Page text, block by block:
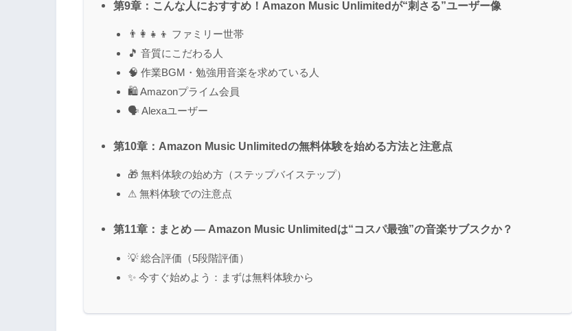
第9章：こんな人におすすめ！Amazon Music Unlimitedが“刺さる”ユーザー像
👨‍👩‍👧‍👦 ファミリー世帯
🎵 音質にこだわる人
🧠 作業BGM・勉強用音楽を求めている人
🛍 Amazonプライム会員
🗣 Alexaユーザー
第10章：Amazon Music Unlimitedの無料体験を始める方法と注意点
🎁 無料体験の始め方（ステップバイステップ）
⚠ 無料体験での注意点
第11章：まとめ ― Amazon Music Unlimitedは“コスパ最強”の音楽サブスクか？
💡 総合評価（5段階評価）
✨ 今すぐ始めよう：まずは無料体験から